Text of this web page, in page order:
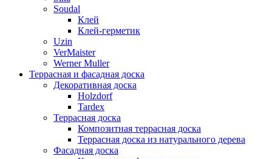
Soudal
Клей
Клей-герметик
Uzin
VerMaister
Werner Muller
Террасная и фасадная доска
Декоративная доска
Holzdorf
Tardex
Террасная доска
Композитная террасная доска
Террасная доска из натурального дерева
Фасадная доска